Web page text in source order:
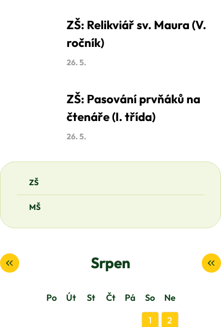
ZŠ: Relikviář sv. Maura (V.
ročník)
26. 5.
ZŠ: Pasování prvňáků na
čtenáře (I. třída)
26. 5.
ZŠ
MŠ
Srpen
Po Út St Čt Pá So
Ne
1
2